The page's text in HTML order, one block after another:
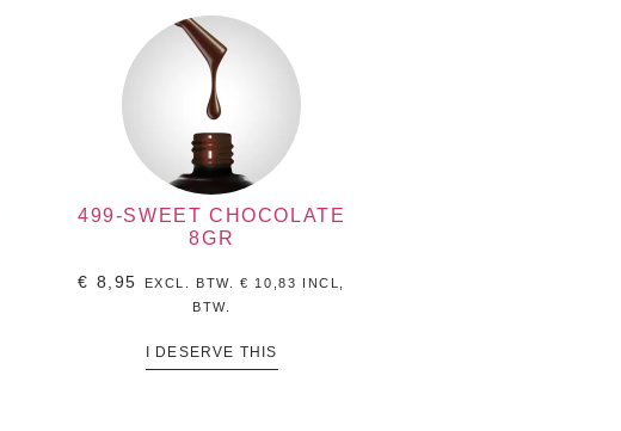
499-SWEET CHOCOLATE
8GR
€ 8,95 EXCL. BTW.€ 10,83
INCL,
BTW.
I DESERVE THIS